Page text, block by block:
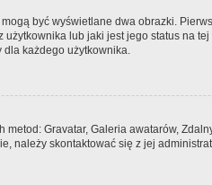
być wyświetlane dwa obrazki.
lub jaki jest jego status na
dla każdego użytkownika.
Gravatar, Galeria awatarów,
należy skontaktować się z jej